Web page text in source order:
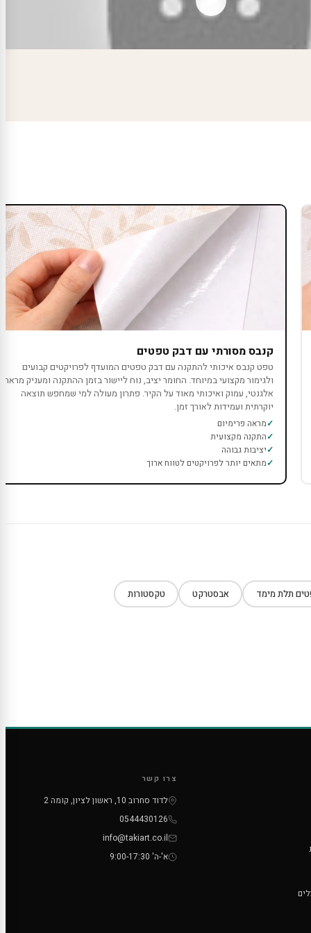
קנבס מסורתי עם דבק טפטים
טפט קנבס איכותי להתקנה עם דבק טפטים המועדף לפרויקטים קבועים
ולגימור מקצועי במיוחד. החומר יציב, נוח ליישור בזמן ההתקנה ומעניק מראה
אלגנטי, עמוק ואיכותי מאוד על הקיר. פתרון מעולה למי שמחפש תוצאה
יוקרתית ועמידות לאורך זמן.
מראה פרימיום
התקנה מקצועית
יציבות גבוהה
מתאים יותר לפרויקטים לטווח ארוך
תלת מימד אבסטרקט טקסטורות
צרו קשר
לדוד סחרוב 10, ראשון לציון, קומה 2
0544430126
info@takiart.co.il
א'-ה' 9:00-17:30